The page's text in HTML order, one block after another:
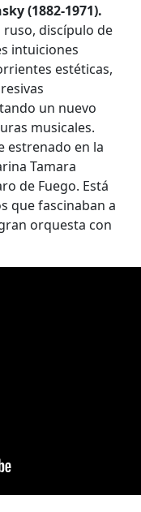
(1882-1971).
discípulo de
intuiciones
estéticas,
un nuevo
musicales.
estrenado en la
Tamara
de Fuego. Está
que fascinaban a
orquesta con